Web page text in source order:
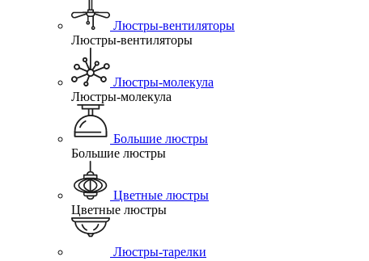
Люстры-вентиляторы
Люстры-вентиляторы
Люстры-молекула
Люстры-молекула
Большие люстры
Большие люстры
Цветные люстры
Цветные люстры
Люстры-тарелки